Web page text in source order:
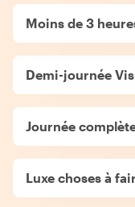
Moins de 3
Demi-journée
Journée
Luxe choses à